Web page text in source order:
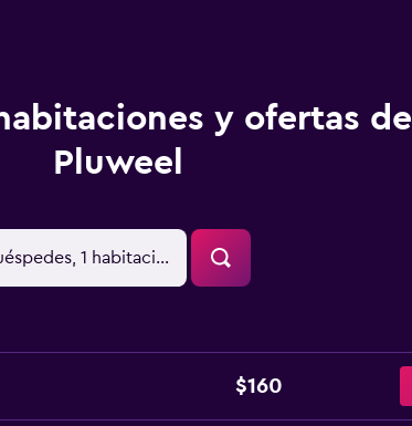
y ofertas de
Pluweel
1 habitación
$160